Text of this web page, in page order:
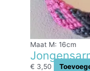
Maat M: 16cm
€ 3,50